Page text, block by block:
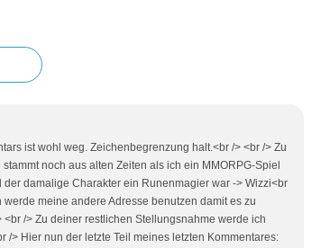
ist wohl weg. Zeichenbegrenzung halt.<br /> <br /> Zu
noch aus alten Zeiten als ich ein MMORPG-Spiel
damalige Charakter ein Runenmagier war -> Wizzi<br
meine andere Adresse benutzen damit es zu
/> Zu deiner restlichen Stellungsnahme werde ich
/> Hier nun der letzte Teil meines letzten Kommentares: